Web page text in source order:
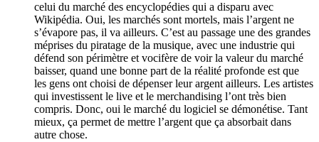
celui du marché des encyclopédies qui a disparu avec
Wikipédia. Oui, les marchés sont mortels, mais l’argent ne
s’évapore pas, il va ailleurs. C’est au passage une des grandes
méprises du piratage de la musique, avec une industrie qui
défend son périmètre et vocifère de voir la valeur du marché
baisser, quand une bonne part de la réalité profonde est que
les gens ont choisi de dépenser leur argent ailleurs. Les artistes
qui investissent le live et le merchandising l’ont très bien
compris. Donc, oui le marché du logiciel se démonétise. Tant
mieux, ça permet de mettre l’argent que ça absorbait dans
autre chose.